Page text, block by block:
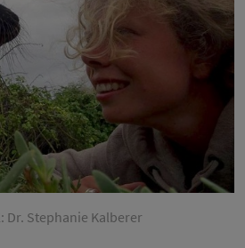
Stephanie Kalberer